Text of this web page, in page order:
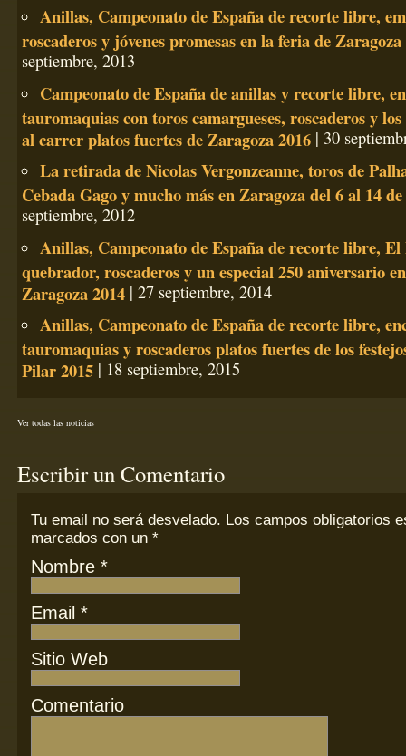
Anillas, Campeonato de España de recorte libre,
roscaderos y jóvenes promesas en la feria de Zaragoza
septiembre, 2013
Campeonato de España de anillas y recorte libre,
tauromaquias con toros camargueses, roscaderos y los
al carrer platos fuertes de Zaragoza 2016| 30
La retirada de Nicolas Vergonzeanne, toros de
Cebada Gago y mucho más en Zaragoza del 6 al 14
septiembre, 2012
Anillas, Campeonato de España de recorte libre,
quebrador, roscaderos y un especial 250 aniversario
Zaragoza 2014| 27 septiembre, 2014
Anillas, Campeonato de España de recorte libre,
tauromaquias y roscaderos platos fuertes de los
Pilar 2015| 18 septiembre, 2015
Ver todas las noticias
Escribir un Comentario
Tu email noserá desvelado. Los campos obligatorios
marcados con un *
Nombre *
Email *
Sitio Web
Comentario